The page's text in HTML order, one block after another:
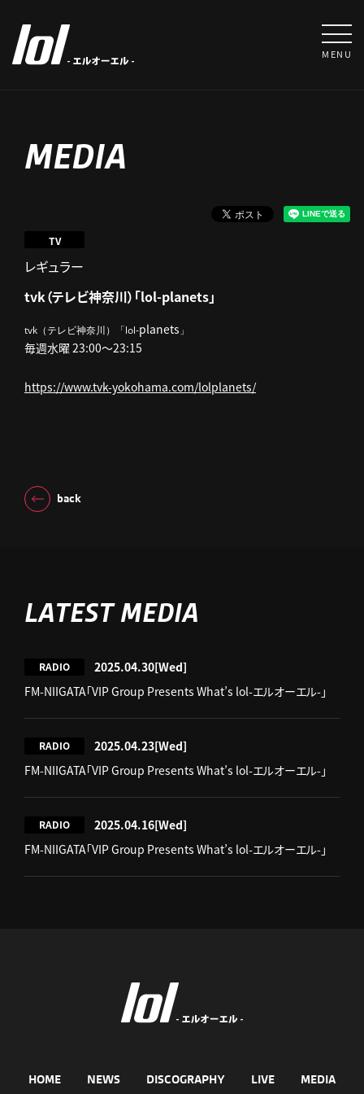
MENU
MEDIA
レギュラー
TV
tvk（テレビ神奈川）「lol-planets」
tvk（テレビ神奈川）「lol-planets 」
毎週水曜 23:00～23:15
https://www.tvk-yokohama.com/lolplanets/
back
LATEST MEDIA
RADIO 2025.04.30[Wed]
FM-NIIGATA「VIP Group Presents What’s lol-エルオーエル-」
RADIO 2025.04.23[Wed]
FM-NIIGATA「VIP Group Presents What’s lol-エルオーエル-」
RADIO 2025.04.16[Wed]
FM-NIIGATA「VIP Group Presents What’s lol-エルオーエル-」
HOME NEWS DISCOGRAPHY LIVE MEDIA